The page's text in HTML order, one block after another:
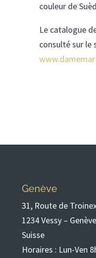
couleur de
Le catalogue
consulté sur le
Genève
31, Route de
1234 Vessy – Genève
Suisse
Horaires : Lun-Ven